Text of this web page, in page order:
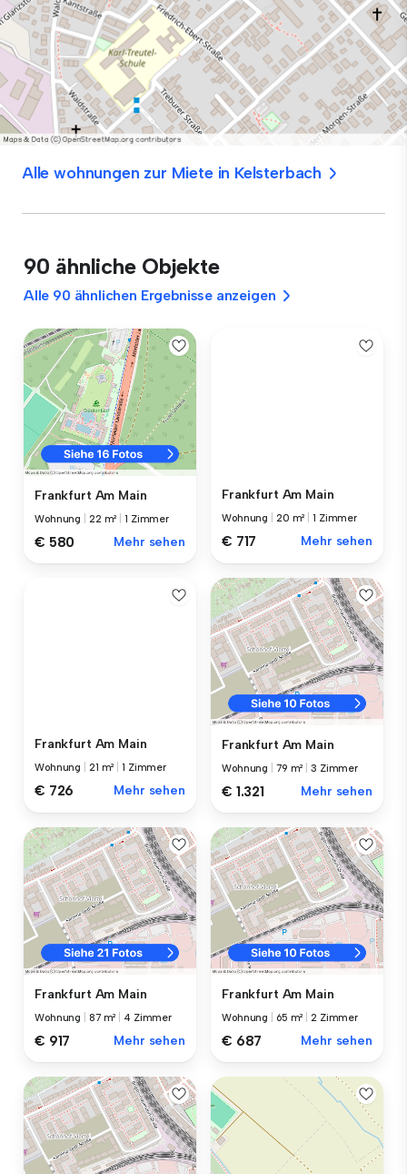
Alle wohnungen zur Miete in Kelsterbach
90 ähnliche Objekte
Alle 90 ähnlichen Ergebnisse anzeigen
Frankfurt Am Main
Wohnung 22 m² |1 Zimmer
€ 580 Mehr sehen
Frankfurt Am Main
Wohnung 20 m² |1 Zimmer
€ 717 Mehr sehen
Frankfurt Am Main
Wohnung 21 m² |1 Zimmer
€ 726 Mehr sehen
Frankfurt Am Main
Wohnung 79 m² |3 Zimmer
€ 1.321 Mehr sehen
Frankfurt Am Main
Wohnung 87 m² 4 Zimmer
€ 917 Mehr sehen
Frankfurt Am Main
Wohnung 65 m² |2 Zimmer
€ 687 Mehr sehen